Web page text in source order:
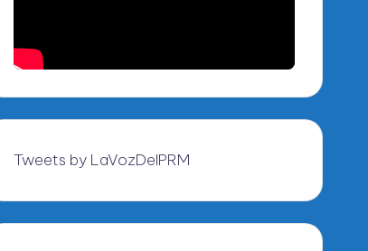
Tweets by LaVozDelPRM